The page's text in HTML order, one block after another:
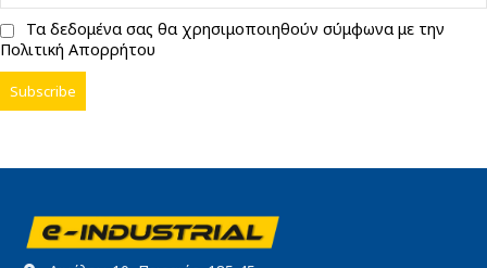
Τα δεδομένα σας θα χρησιμοποιηθούν σύμφωνα με την
Πολιτική Απορρήτου